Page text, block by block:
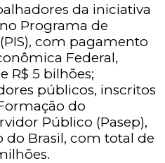
da iniciativa
Programa de
com pagamento
Federal,
R$ 5 bilhões;
públicos, inscritos
do
Público (Pasep),
do Brasil, com total de